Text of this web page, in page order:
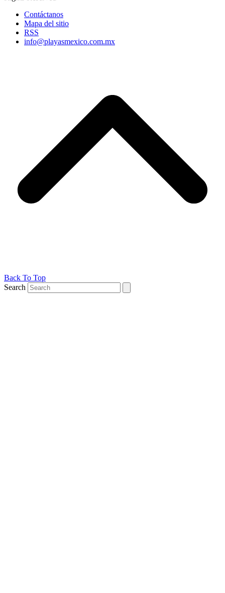
Contáctanos
Mapa del sitio
RSS
info@playasmexico.com.mx
Back To Top
Search